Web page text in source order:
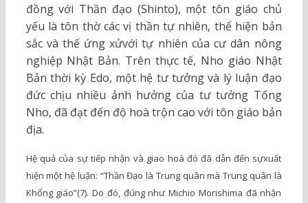
đồng với Thần đạo (Shinto), một tôn giáo chủ
yếu là tôn thờ các vị thần tự nhiên, thể hiện bản
sắc và thế ứng xửvới tự nhiên của cư dân nông
nghiệp Nhật Bản. Trên thực tế, Nho giáo Nhật
Bản thời kỳ Edo, một hệ tư tưởng và lý luận đạo
đức chịu nhiều ảnh hưởng của tư tưởng Tống
Nho, đã đạt đến độ hoà trộn cao với tôn giáo bản
địa.
Hệ quả của sự tiếp nhận và giao hoà đó đã dẫn đến sựxuất
hiện một hệ luận: “Thần Đạo là Trung quân mà Trung quân là
Khổng giáo”(7). Do đó, đúng như Michio Morishima đã nhận